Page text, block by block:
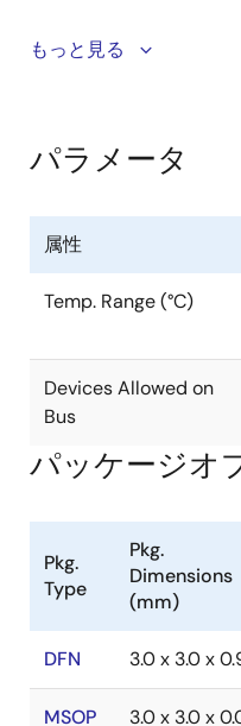
ISL3159Eは、±15kV
高いデータレート(最大
す。 低いバス電流
に「1/5単位負荷」が与
RS-485仕様の負荷制限
たりすることなく、ネ
ンシーバを使用できま
5V±10%の許容誤差の
超えても、少なくとも
す。これは、優れたノ
ィ)、より長いリーチ、
の120Ω終端を、非標準
トランスミッタの部品
ットがあります。
捉する必要がある高速
最適です。 ビット間ス
バ(Rx)入力は「完全フ
もっと見る
パラメータ
属性
Temp. Range (°C)
Devices Allowed on
Bus
パッケージオ
Pkg.
Type
Pkg.
Dimensions
(mm)
DFN 3.0 x 3.0 x
MSOP 3.0 x 3.0 x